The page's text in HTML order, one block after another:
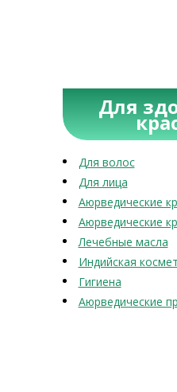
Для
Для волос
Для лица
Аюрведические
Аюрведические
Лечебные масла
Индийская
Гигиена
Аюрведические